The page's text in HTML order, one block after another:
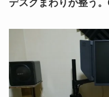
デスクまわりが整う